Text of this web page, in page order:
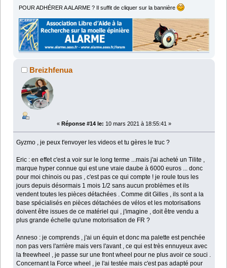
POUR ADHÉRER A ALARME ? Il suffit de cliquer sur la bannière
Breizhfenua
« Réponse #14 le: 10 mars 2021 à 18:55:41 »
Gyzmo , je peux t'envoyer les videos et tu gères le truc ?
Eric : en effet c'est a voir sur le long terme ...mais j'ai acheté un Tilite ,
marque hyper connue qui est une vraie daube à 6000 euros ... donc
pour moi chinois ou pas , c'est pas ce qui compte ! je roule tous les
jours depuis désormais 1 mois 1/2 sans aucun problèmes et ils
vendent toutes les pièces détachées . Comme dit Gilles , ils sont a la
base spécialisés en pièces détachées de vélos et les motorisations
doivent être issues de ce matériel qui , j'imagine , doit être vendu a
plus grande échelle qu'une motorisation de FR ?
Anneso : je comprends , j'ai un équin et donc ma palette est penchée
non pas vers l'arrière mais vers l'avant , ce qui est très ennuyeux avec
la freewheel , je passe sur une front wheel pour ne plus avoir ce souci .
Concernant la Force wheel , je l'ai testée mais c'est pas adapté pour